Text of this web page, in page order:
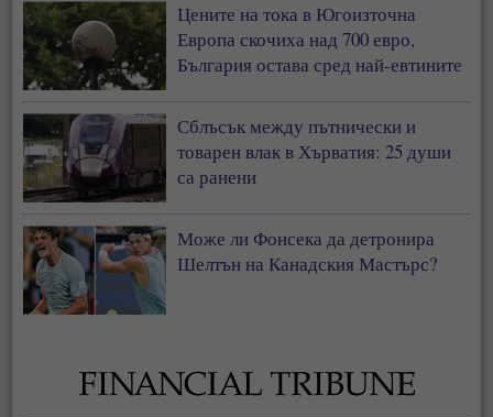
Цените на тока в Югоизточна
Европа скочиха над 700 евро,
България остава сред най-евтините
Сблъсък между пътнически и
товарен влак в Хърватия: 25 души
са ранени
Може ли Фонсека да детронира
Шелтън на Канадския Мастърс?